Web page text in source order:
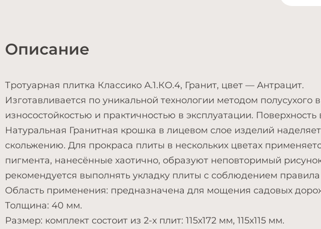
Описание
Тротуарная плитка Классико А.1.КО.4, Гранит, цвет — Антрацит.
Изготавливается по уникальной технологии методом
износостойкостью и практичностью в эксплуатации.
Натуральная Гранитная крошка в лицевом слое изделий
скольжению. Для прокраса плиты в нескольких цветах
пигмента, нанесённые хаотично, образуют неповторимый
рекомендуется выполнять укладку плиты с соблюдением
Область применения: предназначена для мощения садовых
Толщина: 40 мм.
Размер: комплект состоит из 2-х плит: 115х172 мм, 115х115 мм.